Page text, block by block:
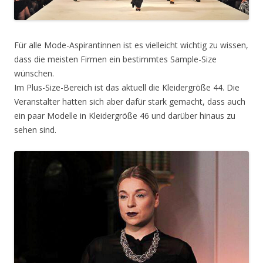
Für alle Mode-Aspirantinnen ist es vielleicht wichtig zu wissen,
dass die meisten Firmen ein bestimmtes Sample-Size
wünschen.
Im Plus-Size-Bereich ist das aktuell die Kleidergröße 44. Die
Veranstalter hatten sich aber dafür stark gemacht, dass auch
ein paar Modelle in Kleidergröße 46 und darüber hinaus zu
sehen sind.